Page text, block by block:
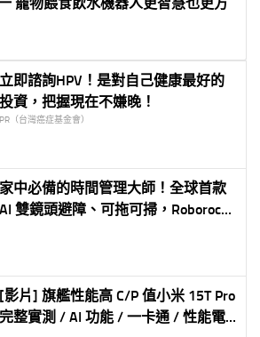
立即諮詢HPV！是對自己健康最好的
投資，把握現在不嫌晚！
PR（台灣癌症基金會）
家中必備的時間管理大師！全球首款
AI 雙鏡頭避障、可拖可掃，Roborock
[影片] 旗艦性能高 C/P 值小米 15T Pro
完整實測 / AI 功能 / 一卡通 / 性能電